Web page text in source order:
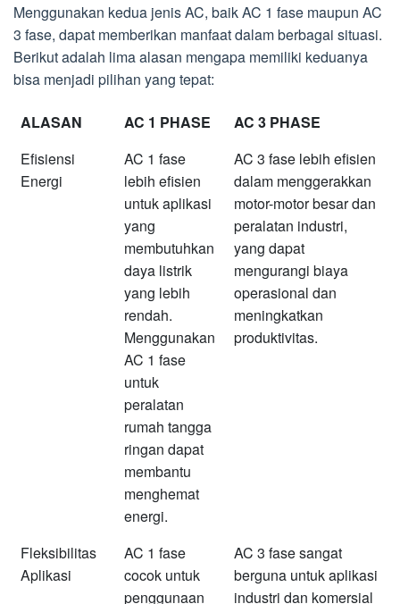
Menggunakan kedua jenis AC, baik AC 1 fase maupun AC
3 fase, dapat memberikan manfaat dalam berbagai situasi.
Berikut adalah lima alasan mengapa memiliki keduanya
bisa menjadi pilihan yang tepat:
ALASAN AC 1 PHASE
AC 3 PHASE
Efisiensi
Energi
AC 1 fase
lebih efisien
untuk aplikasi
yang
membutuhkan
daya listrik
yang lebih
rendah.
Menggunakan
AC 1 fase
untuk
peralatan
rumah tangga
ringan dapat
membantu
menghemat
energi.
AC 3 fase lebih efisien
dalam menggerakkan
motor-motor besar dan
peralatan industri,
yang dapat
mengurangi biaya
operasional dan
meningkatkan
produktivitas.
Fleksibilitas
Aplikasi
AC 1 fase
cocok untuk
penggunaan
AC 3 fase sangat
berguna untuk aplikasi
industri dan komersial